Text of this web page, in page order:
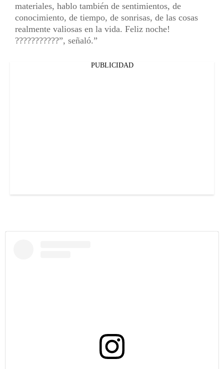
materiales, hablo también de sentimientos, de
conocimiento, de tiempo, de sonrisas, de las cosas
realmente valiosas en la vida. Feliz noche!
???????????”, señaló.
PUBLICIDAD